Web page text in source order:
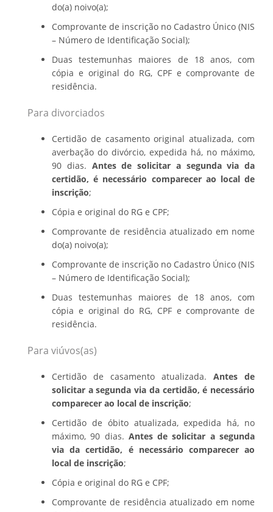
do(a) noivo(a);
Comprovante de inscrição no Cadastro Único (NIS
– Número de Identificação Social);
Duas testemunhas maiores de 18 anos, com
cópia e original do RG, CPF e comprovante de
residência.
Para divorciados
Certidão de casamento original atualizada, com
averbação do divórcio, expedida há, no máximo,
90 dias. Antes de solicitar a segunda via da
certidão, é necessário comparecer ao local de
inscrição;
Cópia e original do RG e CPF;
Comprovante de residência atualizado em nome
do(a) noivo(a);
Comprovante de inscrição no Cadastro Único (NIS
– Número de Identificação Social);
Duas testemunhas maiores de 18 anos, com
cópia e original do RG, CPF e comprovante de
residência.
Para viúvos(as)
Certidão de casamento atualizada. Antes de
solicitar a segunda via da certidão, é necessário
comparecer ao local de inscrição;
Certidão de óbito atualizada, expedida há, no
máximo, 90 dias. Antes de solicitar a segunda
via da certidão, é necessário comparecer ao
local de inscrição;
Cópia e original do RG e CPF;
Comprovante de residência atualizado em nome